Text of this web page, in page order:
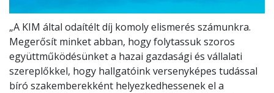
„A KIM által odaítélt díj komoly elismerés számunkra.
Megerősít minket abban, hogy folytassuk szoros
együttműködésünket a hazai gazdasági és vállalati
szereplőkkel, hogy hallgatóink versenyképes tudással
bíró szakemberekként helyezkedhessenek el a